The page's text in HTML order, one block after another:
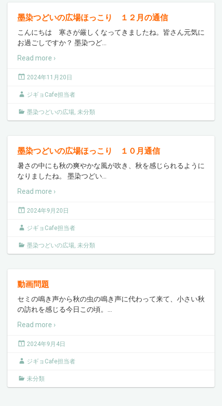
墨染つどいの広場ほっこり １２月の通信
こんにちは 寒さが厳しくなってきましたね。皆さん元気に
お過ごしですか？ 墨染つど
Read more ›
2024年11月20日
ジギョCafe担当者
墨染つどいの広場, 未分類
墨染つどいの広場ほっこり １０月通信
暑さの中にも秋の爽やかな風が吹き、秋を感じられるように
なりましたね。 墨染つどい
Read more ›
2024年9月20日
ジギョCafe担当者
墨染つどいの広場, 未分類
動画問題
セミの鳴き声から秋の虫の鳴き声に代わって来て、小さい秋
の訪れを感じる今日この頃。
Read more ›
2024年9月4日
ジギョCafe担当者
未分類